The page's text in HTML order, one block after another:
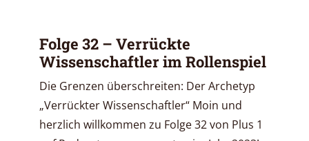
Folge 32 – Verrückte
Wissenschaftler im Rollenspiel
Die Grenzen überschreiten: Der Archetyp
„Verrückter Wissenschaftler“ Moin und
herzlich willkommen zu Folge 32 von Plus 1